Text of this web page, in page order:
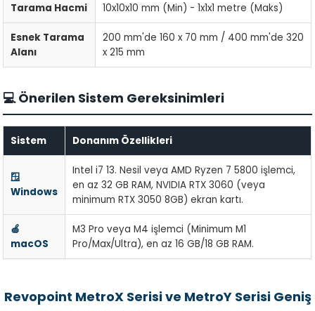
Tarama Hacmi 10x10x10 mm (Min) - 1x1x1 metre (Maks)
Esnek Tarama
Alanı
200 mm'de 160 x 70 mm / 400 mm'de 320
x 215 mm
💻 Önerilen Sistem Gereksinimleri
Sistem Donanım Özellikleri
🪟
Windows
Intel i7 13. Nesil veya AMD Ryzen 7 5800 işlemci,
en az 32 GB RAM, NVIDIA RTX 3060 (veya
minimum RTX 3050 8GB) ekran kartı.
🍏
macOS
M3 Pro veya M4 işlemci (Minimum M1
Pro/Max/Ultra), en az 16 GB/18 GB RAM.
Revopoint MetroX Serisi ve MetroY Serisi Geniş